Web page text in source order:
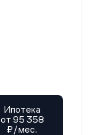
Ипотека
от 95 358
₽/мес.